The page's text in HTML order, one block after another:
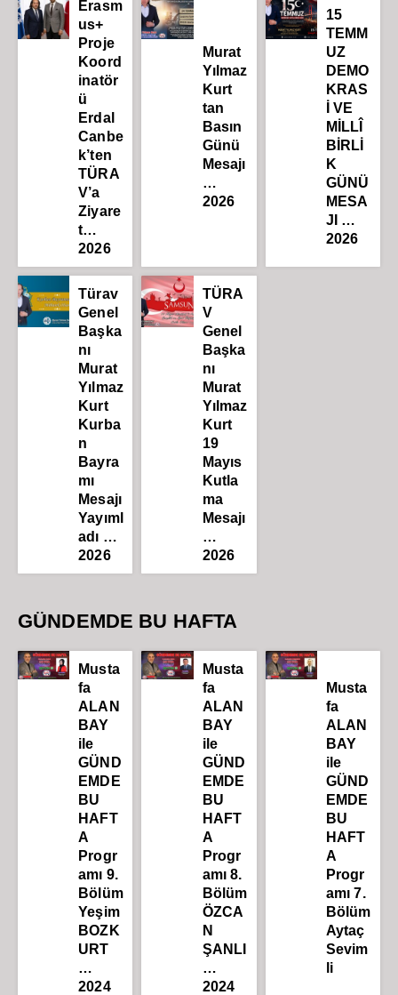
Erasm
us+
Proje
Koord
inatör
ü
Erdal
Canbe
k’ten
TÜRA
V’a
Ziyare
t…
2026
Murat
Yılmaz
Kurt
tan
Basın
Günü
Mesajı
…
2026
15
TEMM
UZ
DEMO
KRAS
İ VE
MİLLÎ
BİRLİ
K
GÜNÜ
MESA
JI …
2026
Türav
Genel
Başka
nı
Murat
Yılmaz
Kurt
Kurba
n
Bayra
mı
Mesajı
Yayıml
adı …
2026
TÜRA
V
Genel
Başka
nı
Murat
Yılmaz
Kurt
19
Mayıs
Kutla
ma
Mesajı
…
2026
GÜNDEMDE BU HAFTA
Musta
fa
ALAN
BAY
ile
GÜND
EMDE
BU
HAFT
A
Progr
amı 9.
Bölüm
Yeşim
BOZK
URT
…
2024
Musta
fa
ALAN
BAY
ile
GÜND
EMDE
BU
HAFT
A
Progr
amı 8.
Bölüm
ÖZCA
N
ŞANLI
…
2024
Musta
fa
ALAN
BAY
ile
GÜND
EMDE
BU
HAFT
A
Progr
amı 7.
Bölüm
Aytaç
Sevim
li